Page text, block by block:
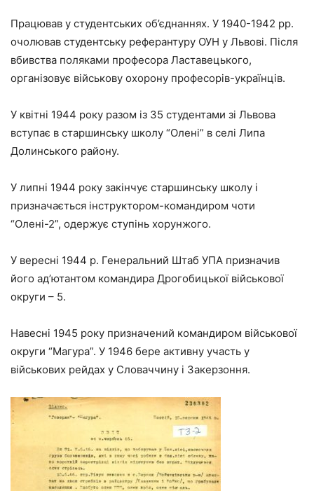
Працював у студентських об’єднаннях. У 1940-1942 рр.
очолював студентську реферантуру ОУН у Львові. Після
вбивства поляками професора Ластавецького,
організовує військову охорону професорів-українців.
У квітні 1944 року разом із 35 студентами зі Львова
вступає в старшинську школу “Олені” в селі Липа
Долинського району.
У липні 1944 року закінчує старшинську школу і
призначається інструктором-командиром чоти
“Олені-2”, одержує ступінь хорунжого.
У вересні 1944 р. Генеральний Штаб УПА призначив
його ад’ютантом командира Дрогобицької військової
округи – 5.
Навесні 1945 року призначений командиром військової
округи “Магура”. У 1946 бере активну участь у
військових рейдах у Словаччину і Закерзоння.